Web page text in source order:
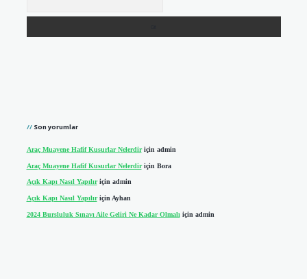
Son yorumlar
Araç Muayene Hafif Kusurlar Nelerdiriçin admin
Araç Muayene Hafif Kusurlar Nelerdiriçin Bora
Açık Kapı Nasıl Yapılıriçin admin
Açık Kapı Nasıl Yapılıriçin Ayhan
2024 Bursluluk Sınavı Aile Geliri Ne Kadar Olmalıiçin admin